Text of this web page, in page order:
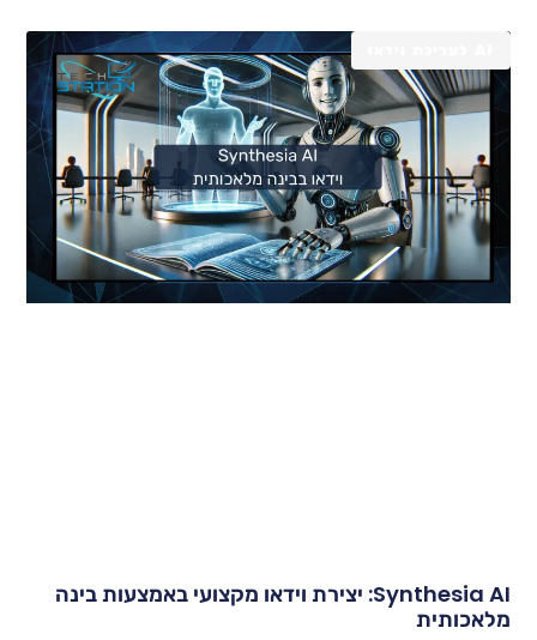
Synthesia AI: יצירת וידאו מקצועי באמצעות בינה